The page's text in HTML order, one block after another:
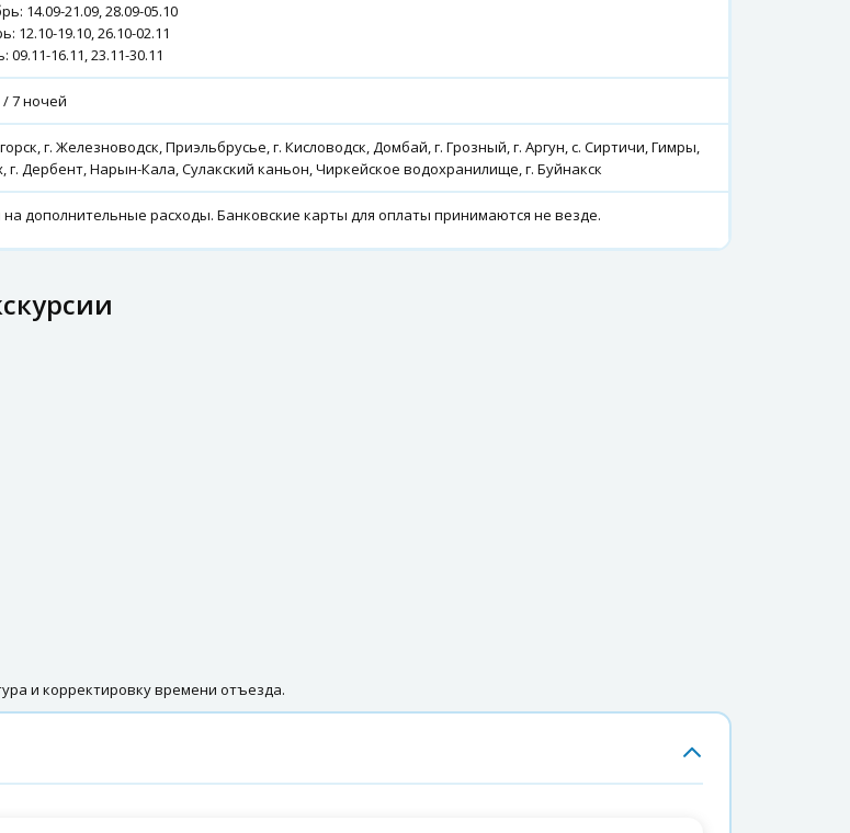
14.09-21.09, 28.09-05.10
12.10-19.10, 26.10-02.11
09.11-16.11, 23.11-30.11
/ 7 ночей
г. Железноводск, Приэльбрусье, г. Кисловодск, Домбай, г. Грозный, г. Аргун, с. Сиртичи, Гимры,
г. Дербент, Нарын-Кала, Сулакский каньон, Чиркейское водохранилище, г. Буйнакск
дополнительные расходы. Банковские карты для оплаты принимаются не везде.
и корректировку времени отъезда.